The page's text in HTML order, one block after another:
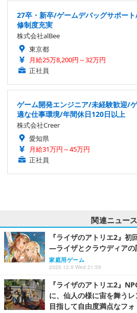
27卒・新卒/ゲームデバッグサポー
修制度充実
株式会社alBee
東京都
月給25万8,200円～32万円
正社員
ゲーム開発エンジニア/未経験歓迎/
適な仕事環境/年間休日120日以上
株式会社Creer
愛知県
月給31万円～45万円
正社員
関連ニュース
『ライザのアトリエ2』初
―ライザとクラウディアの
家庭用ゲーム
2020.12.9 Wed 21:59
『ライザのアトリエ2』
に、仙人の様に宙を舞う
目指して自由度満点なフ